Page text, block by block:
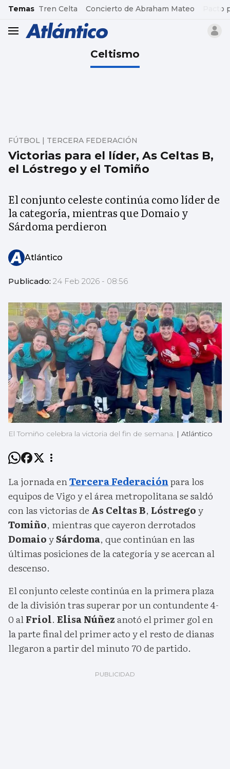
common.go-to-content
Temas Tren Celta Concierto de Abraham Mateo Pacto
header.menu.open
Celtismo
Victorias para el líder, As Celtas B,
el Lóstrego y el Tomiño
FÚTBOL | TERCERA FEDERACIÓN
El conjunto celeste continúa como líder de
la categoría, mientras que Domaio y
Sárdoma perdieron
Atlántico
Publicado: 24 Feb 2026 - 08:56
El Tomiño celebra la victoria del fin de semana. | Atlántico
La jornada enTercera Federaciónpara los
equipos de Vigo y el área metropolitana se saldó
con las victorias de As Celtas B, Lóstregoy
Tomiño, mientras que cayeron derrotados
DomaioySárdoma, que continúan en las
últimas posiciones de la categoría y se acercan al
descenso.
El conjunto celeste continúa en la primera plaza
de la división tras superar por un contundente 4-
0 alFriol. Elisa Núñezanotó el primer gol en
la parte final del primer acto y el resto de dianas
llegaron a partir del minuto 70 de partido.